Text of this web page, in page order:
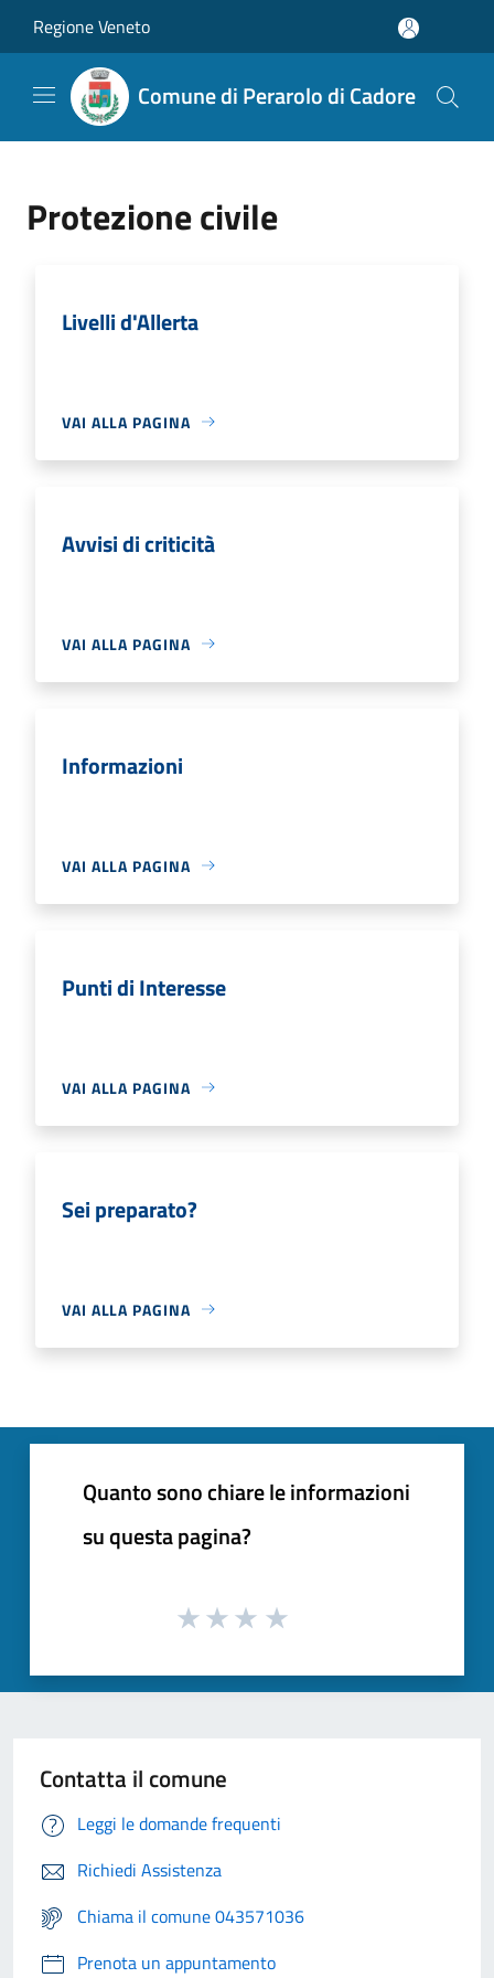
Regione Veneto
Comune di Perarolo di Cadore
Protezione civile
Livelli d'Allerta
VAI ALLA PAGINA
Avvisi di criticità
VAI ALLA PAGINA
Informazioni
VAI ALLA PAGINA
Punti di Interesse
VAI ALLA PAGINA
Sei preparato?
VAI ALLA PAGINA
Quanto sono chiare le informazioni
su questa pagina?
Contatta il comune
Leggi le domande frequenti
Richiedi Assistenza
Chiama il comune 043571036
Prenota un appuntamento